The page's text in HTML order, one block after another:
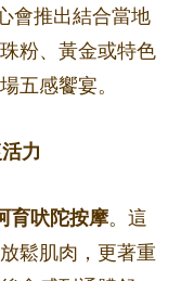
會推出結合當地
粉、黃金或特色
五感饗宴。
力
育吠陀按摩。這
鬆肌肉，更著重